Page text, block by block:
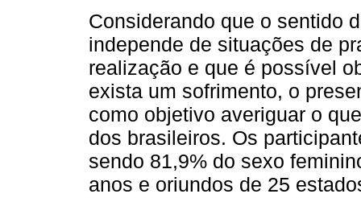
Considerando que o sentido
independe de situações de
realização e que é possível
exista um sofrimento, o
como objetivo averiguar o
dos brasileiros. Os
sendo 81,9% do sexo
anos e oriundos de 25